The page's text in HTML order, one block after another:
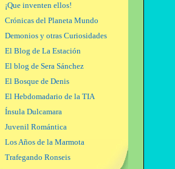
¡Que inventen ellos!
Crónicas del Planeta Mundo
Demonios y otras Curiosidades
El Blog de La Estación
El blog de Sera Sánchez
El Bosque de Denis
El Hebdomadario de la TIA
Ínsula Dulcamara
Juvenil Romántica
Los Años de la Marmota
Trafegando Ronseis